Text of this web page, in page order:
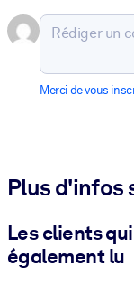
Merci de vous
Plus d'infos
Les clients
également lu